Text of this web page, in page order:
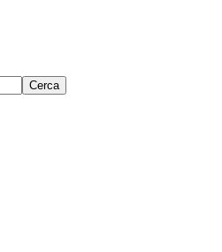
Cerca